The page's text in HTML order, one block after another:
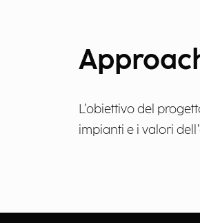
L’obiettivo del
impianti e i valori